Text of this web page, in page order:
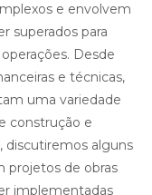
e envolvem
superados para
Desde
e técnicas,
uma variedade
construção e
discutiremos alguns
projetos de obras
implementadas